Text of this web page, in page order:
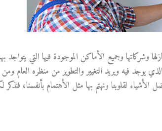
وشركاتها وجميع الأماكن الموجودة فيها التي يتواجد
يوجد فيه ويريد التغيير والتطوير من منظره العام ومن
لقلوبنا ونهتم بها مثل الأهتمام بأنفسنا، فنذكر